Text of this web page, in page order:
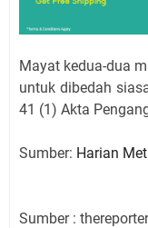
Mayat kedua-dua
untuk dibedah
41 (1) Akta
Sumber: Harian
Sumber :